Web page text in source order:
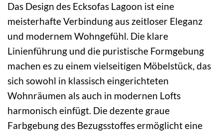
Das Design des Ecksofas Lagoon ist eine
meisterhafte Verbindung aus zeitloser Eleganz
und modernem Wohngefühl. Die klare
Linienführung und die puristische Formgebung
machen es zu einem vielseitigen Möbelstück, das
sich sowohl in klassisch eingerichteten
Wohnräumen als auch in modernen Lofts
harmonisch einfügt. Die dezente graue
Farbgebung des Bezugsstoffes ermöglicht eine